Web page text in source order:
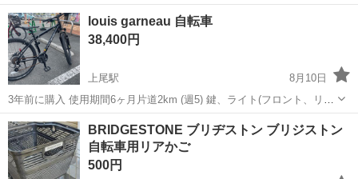
状態はあまり良くありません。 写真のご確認をお願いします。 ・座席
にひび割れ ・全体的にサビあり 今は空気が甘くなっていますが、引き
渡し...
埼玉 上尾市
louis garneau 自転車
38,400円
上尾駅
8月10日
3年前に購入 使用期間6ヶ月片道2km (週5) 鍵、ライト(フロント、リヤ)
付き
埼玉 上尾市 マウンテンバイク louis garneau
BRIDGESTONE ブリヂストン ブリジストン
自転車用リアかご
500円